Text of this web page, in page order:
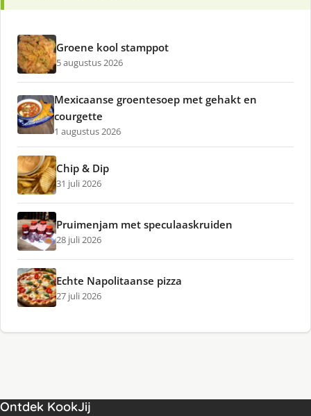
Groene kool stamppot
5 augustus 2026
Mexicaanse groentesoep met gehakt en
courgette
1 augustus 2026
Chip & Dip
31 juli 2026
Pruimenjam met speculaaskruiden
28 juli 2026
Echte Napolitaanse pizza
27 juli 2026
Ontdek KookJij